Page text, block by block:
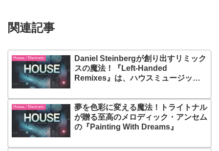
関連記事
House／Electronic
Daniel Steinbergが創り出すリミック
スの魔法！『Left-Handed
Remixes』は、ハウスミュージック
のイノベーションがここに凝縮されて
います
House／Electronic
夢を色彩に変える魔法！トライトナル
が贈る至高のメロディック・アンセム
の『Painting With Dreams』